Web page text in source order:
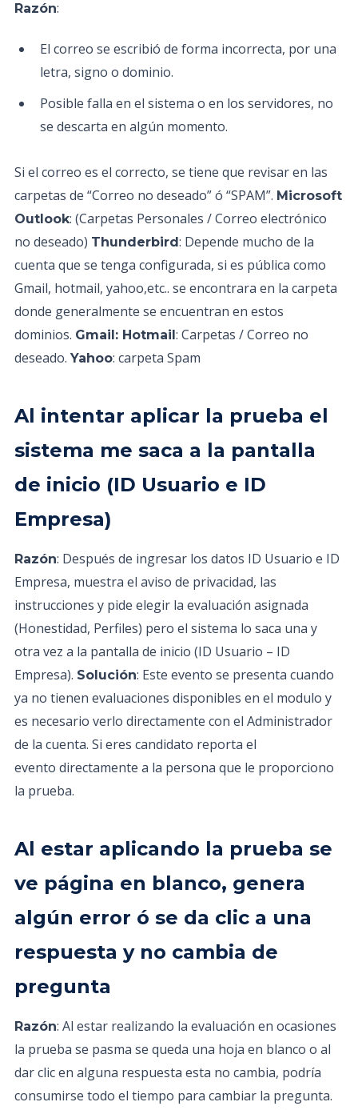
Razón:
El correo se escribió de forma incorrecta, por una
letra, signo o dominio.
Posible falla en el sistema o en los servidores, no
se descarta en algún momento.
Si el correo es el correcto, se tiene que revisar en las
carpetas de “Correo no deseado” ó “SPAM”. Microsoft
Outlook: (Carpetas Personales / Correo electrónico
no deseado) Thunderbird: Depende mucho de la
cuenta que se tenga configurada, si es pública como
Gmail, hotmail, yahoo,etc.. se encontrara en la carpeta
donde generalmente se encuentran en estos
dominios. Gmail: Hotmail: Carpetas / Correo no
deseado. Yahoo: carpeta Spam
Al intentar aplicar la prueba el
sistema me saca a la pantalla
de inicio (ID Usuario e ID
Empresa)
Razón: Después de ingresar los datos ID Usuario e ID
Empresa, muestra el aviso de privacidad, las
instrucciones y pide elegir la evaluación asignada
(Honestidad, Perfiles) pero el sistema lo saca una y
otra vez a la pantalla de inicio (ID Usuario – ID
Empresa). Solución: Este evento se presenta cuando
ya no tienen evaluaciones disponibles en el modulo y
es necesario verlo directamente con el Administrador
de la cuenta. Si eres candidato reporta el
evento directamente a la persona que le proporciono
la prueba.
Al estar aplicando la prueba se
ve página en blanco, genera
algún error ó se da clic a una
respuesta y no cambia de
pregunta
Razón: Al estar realizando la evaluación en ocasiones
la prueba se pasma se queda una hoja en blanco o al
dar clic en alguna respuesta esta no cambia, podría
consumirse todo el tiempo para cambiar la pregunta.